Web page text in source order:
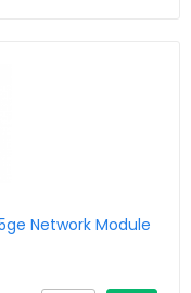
Network Module